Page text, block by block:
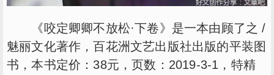
《咬定卿卿不放松·下卷》是一本由顾了之 /
魅丽文化著作，百花洲文艺出版社出版的平装图
书，本书定价：38元，页数：2019-3-1，特精